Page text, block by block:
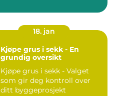
18. jan
Kjøpe grus i sekk - En
grundig oversikt
Kjøpe grus i sekk - Valget
som gir deg kontroll over
ditt byggeprosjekt